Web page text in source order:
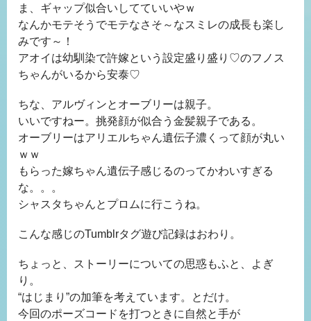
ま、ギャップ似合いしてていいやｗ
なんかモテそうでモテなさそ～なスミレの成長も楽し
みです～！
アオイは幼馴染で許嫁という設定盛り盛り♡のフノス
ちゃんがいるから安泰♡
ちな、アルヴィンとオーブリーは親子。
いいですねー。挑発顔が似合う金髪親子である。
オーブリーはアリエルちゃん遺伝子濃くって顔が丸い
ｗｗ
もらった嫁ちゃん遺伝子感じるのってかわいすぎる
な。。。
シャスタちゃんとプロムに行こうね。
こんな感じのTumblrタグ遊び記録はおわり。
ちょっと、ストーリーについての思惑もふと、よぎ
り。
“はじまり”の加筆を考えています。とだけ。
今回のポーズコードを打つときに自然と手が